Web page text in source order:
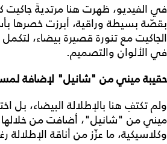
في الفيديو، ظهرت هنا مرتديةً جاكيت
بقصّة بسيطة وراقية، أبرزت
الجاكيت مع تنورة قصيرة بيضاء،
في الألوان والتصميم.
حقيبة ميني من "شانيل" لإضافة
ولم تكتفِ هنا بالإطلالة البيضاء، بل
ميني من "شانيل"، أضافت من
وكلاسيكية، ما عزّز من أناقة الإطلالة